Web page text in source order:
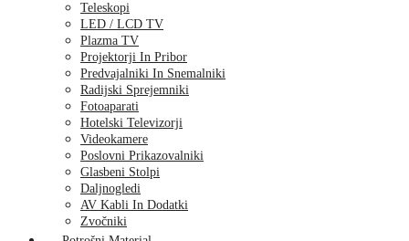
Teleskopi
LED / LCD TV
Plazma TV
Projektorji In Pribor
Predvajalniki In Snemalniki
Radijski Sprejemniki
Fotoaparati
Hotelski Televizorji
Videokamere
Poslovni Prikazovalniki
Glasbeni Stolpi
Daljnogledi
AV Kabli In Dodatki
Zvočniki